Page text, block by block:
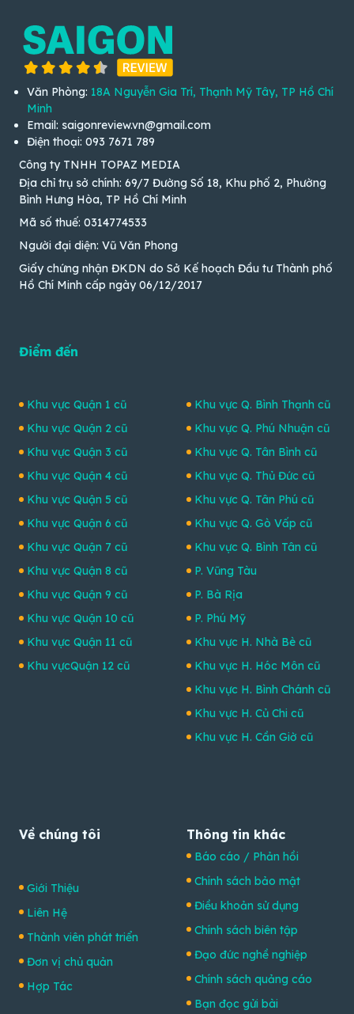
Văn Phòng: 18A Nguyễn Gia Trí, Thạnh Mỹ Tây, TP Hồ Chí
Minh
Email: saigonreview.vn@gmail.com
Điện thoại: 093 7671 789
Công ty TNHH TOPAZ MEDIA
Địa chỉ trụ sở chính: 69/7 Đường Số 18, Khu phố 2, Phường
Bình Hưng Hòa, TP Hồ Chí Minh
Mã số thuế: 0314774533
Người đại diện: Vũ Văn Phong
Giấy chứng nhận ĐKDN do Sở Kế hoạch Đầu tư Thành phố
Hồ Chí Minh cấp ngày 06/12/2017
Điểm đến
Khu vực Quận 1 cũ
Khu vực Quận 2 cũ
Khu vực Quận 3 cũ
Khu vực Quận 4 cũ
Khu vực Quận 5 cũ
Khu vực Quận 6 cũ
Khu vực Quận 7 cũ
Khu vực Quận 8 cũ
Khu vực Quận 9 cũ
Khu vực Quận 10 cũ
Khu vực Quận 11 cũ
Khu vựcQuận 12 cũ
Khu vực Q. Bình Thạnh cũ
Khu vực Q. Phú Nhuận cũ
Khu vực Q. Tân Bình cũ
Khu vực Q. Thủ Đức cũ
Khu vực Q. Tân Phú cũ
Khu vực Q. Gò Vấp cũ
Khu vực Q. Bình Tân cũ
P. Vũng Tàu
P. Bà Rịa
P. Phú Mỹ
Khu vực H. Nhà Bè cũ
Khu vực H. Hóc Môn cũ
Khu vực H. Bình Chánh cũ
Khu vực H. Củ Chi cũ
Khu vực H. Cần Giờ cũ
Về chúng tôi
Giới Thiệu
Liên Hệ
Thành viên phát triển
Đơn vị chủ quản
Hợp Tác
Thông tin khác
Báo cáo / Phản hồi
Chính sách bảo mật
Điều khoản sử dụng
Chính sách biên tập
Đạo đức nghề nghiệp
Chính sách quảng cáo
Bạn đọc gửi bài